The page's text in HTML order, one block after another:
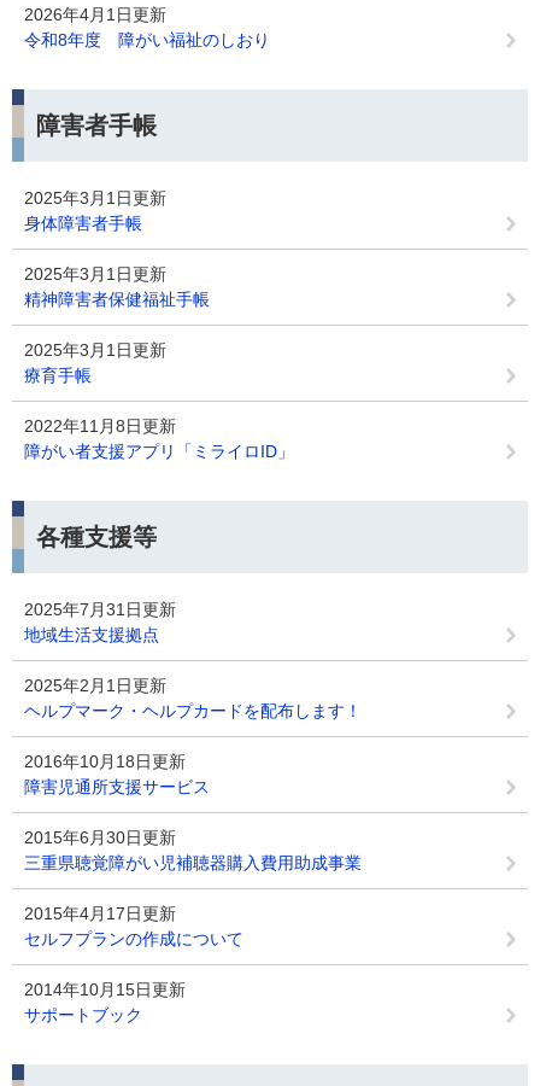
2026年4月1日更新
令和8年度 障がい福祉のしおり
障害者手帳
2025年3月1日更新
身体障害者手帳
2025年3月1日更新
精神障害者保健福祉手帳
2025年3月1日更新
療育手帳
2022年11月8日更新
障がい者支援アプリ「ミライロID」
各種支援等
2025年7月31日更新
地域生活支援拠点
2025年2月1日更新
ヘルプマーク・ヘルプカードを配布します！
2016年10月18日更新
障害児通所支援サービス
2015年6月30日更新
三重県聴覚障がい児補聴器購入費用助成事業
2015年4月17日更新
セルフプランの作成について
2014年10月15日更新
サポートブック